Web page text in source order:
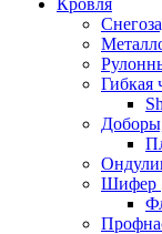
Кровля
Гибкая
Шифер